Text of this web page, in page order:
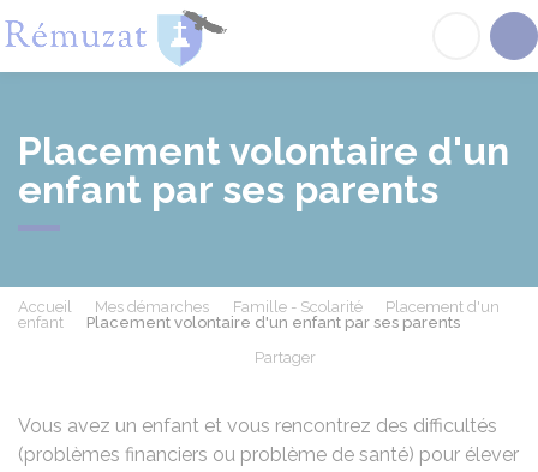
Placement volontaire d'un
enfant par ses parents
Accueil Mes démarches Famille - Scolarité
Placement d'un
enfant
Placement volontaire d'un enfant par ses parents
Partager
Vous avez un enfant et vous rencontrez des difficultés
(problèmes financiers ou problème de santé) pour élever